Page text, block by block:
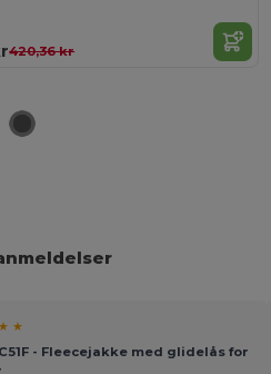
420,36 kr
★
- Fleecejakke med glidelås for